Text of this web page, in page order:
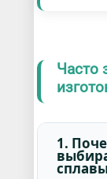
Часто
1.